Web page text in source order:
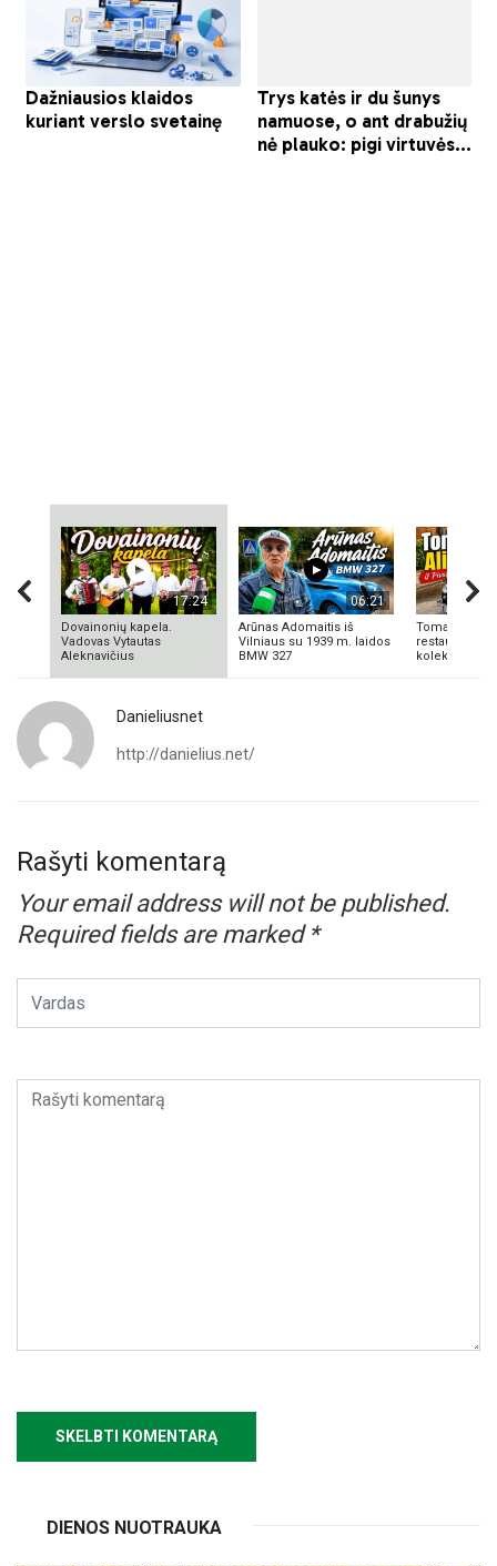
17:24
Dovainonių kapela.
Vadovas Vytautas
Aleknavičius
06:21
Arūnas Adomaitis iš
Vilniaus su 1939 m. laidos
BMW 327
Tomas
Danieliusnet
http://danielius.net/
Rašyti komentarą
Your email address will not be published.
Required fields are marked *
DIENOS NUOTRAUKA